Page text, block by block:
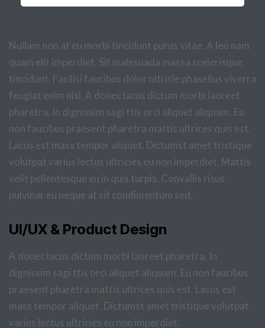
Nullam non at eu morbi tincidunt purus vitae. A leo nam
quam elit imperdiet. Sit malesuada massa scelerisque
tincidunt. Facilisi faucibus dolor ultricie phasellus viverra
feugiat enim nisl. A donec lacus dictum morbi laoreet
pharetra. In dignissim sagi ttis orci aliquet aliquam. Eu
non faucibus praesent pharetra mattis ultrices quis est.
Lacus est mass tempor aliquet. Dictumst amet tristique
volutpat varius lectus ultricies eu non imperdiet. Mattis
velit pellentesque eu in quis turpis. Convallis risus
pulvinar eu neque at sit condimentum sed.
UI/UX & Product Design
A donec lacus dictum morbi laoreet pharetra. In
dignissim sagi ttis orci aliquet aliquam. Eu non faucibus
praesent pharetra mattis ultrices quis est. Lacus est
mass tempor aliquet. Dictumst amet tristique volutpat
varius lectus ultricies eu non imperdiet.